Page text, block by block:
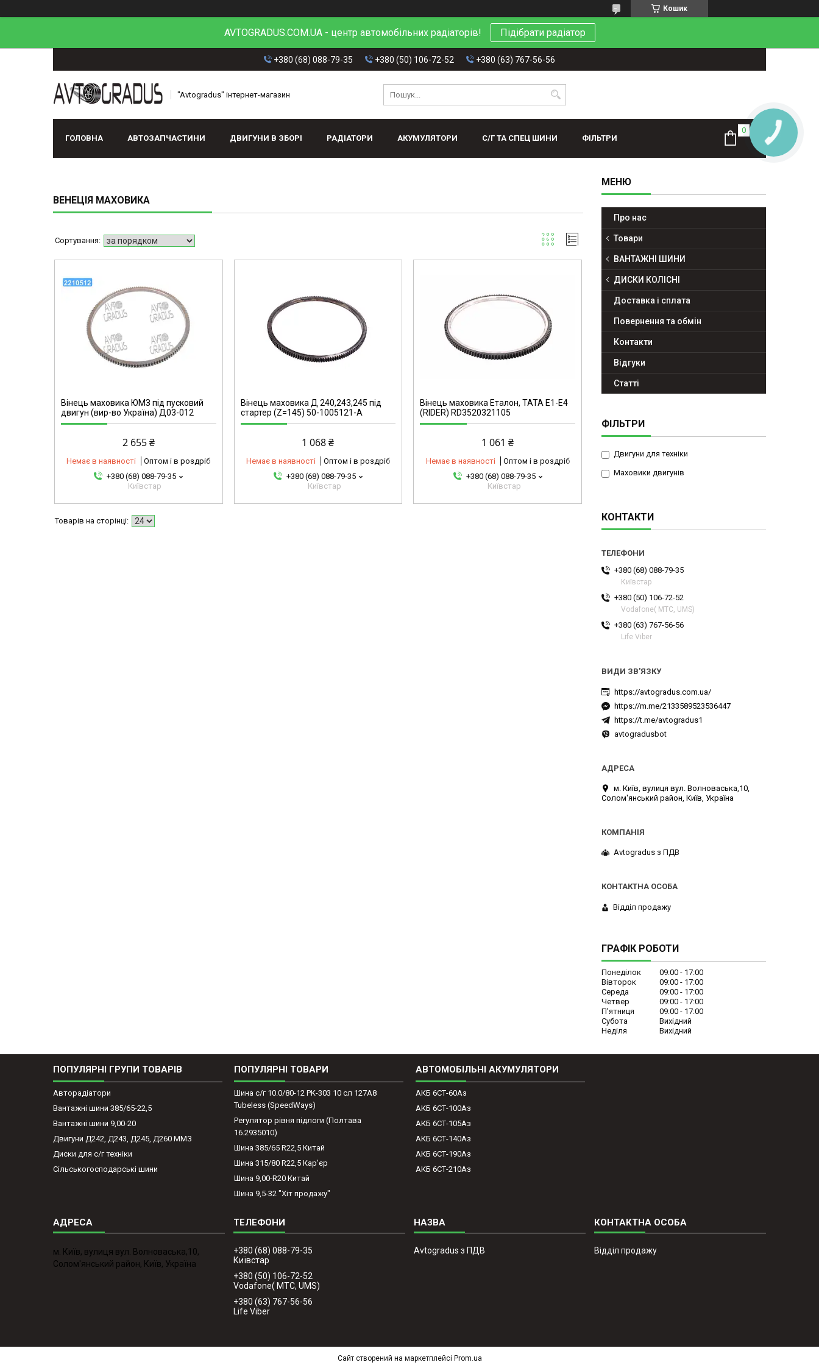
Кошик
AVTOGRADUS.COM.UA - центр автомобільних радіаторів! Підібрати радіатор
+380 (68) 088-79-35 +380 (50) 106-72-52 +380 (63) 767-56-56
"Avtogradus" інтернет-магазин
ГОЛОВНА АВТОЗАПЧАСТИНИ ДВИГУНИ В ЗБОРІ РАДІАТОРИ АКУМУЛЯТОРИ С/Г ТА СПЕЦ ШИНИ ФІЛЬТРИ
ВЕНЕЦІЯ МАХОВИКА
Вінець маховика ЮМЗ під пусковий
двигун (вир-во Україна) Д03-012
2 655 ₴
Немає в наявності
Оптом і в роздріб
+380 (68) 088-79-35
Київстар
2310958341-omg
Вінець маховика Д 240,243,245 під
стартер (Z=145) 50-1005121-А
1 068 ₴
Немає в наявності
Оптом і в роздріб
+380 (68) 088-79-35
Київстар
32291011915-omg
Вінець маховика Еталон, ТАТА Е1-Е4
(RIDER) RD3520321105
1 061 ₴
Немає в наявності
Оптом і в роздріб
+380 (68) 088-79-35
Київстар
Про нас
Товари
ВАНТАЖНІ ШИНИ
ДИСКИ КОЛІСНІ
Доставка і сплата
Повернення та обмін
Контакти
Відгуки
Статті
ФІЛЬТРИ
Двигуни для техніки
Маховики двигунів
КОНТАКТИ
+380 (68) 088-79-35
Київстар
+380 (50) 106-72-52
Vodafone( МТС, UMS)
+380 (63) 767-56-56
Life Viber
https://avtogradus.com.ua/
https://m.me/2133589523536447
https://t.me/avtogradus1
avtogradusbot
м. Київ, вулиця вул. Волноваська,10,
Солом'янський район, Київ, Україна
Avtogradus з ПДВ
Відділ продажу
ГРАФІК РОБОТИ
Понеділок 09:00
17:00
Вівторок
09:00
17:00
Середа
09:00
17:00
Четвер
09:00
17:00
Пʼятниця
09:00
17:00
Субота
Вихідний
Неділя
Вихідний
ПОПУЛЯРНІ ГРУПИ ТОВАРІВ
Авторадіатори
Вантажні шини 385/65-22,5
Вантажні шини 9,00-20
Двигуни Д242, Д243, Д245, Д260 ММЗ
Диски для с/г техніки
Сільськогосподарські шини
ПОПУЛЯРНІ ТОВАРИ
Шина с/г 10.0/80-12 PK-303 10 сл 127A8
Tubeless (SpeedWays)
Регулятор рівня підлоги (Полтава
16.2935010)
Шина 385/65 R22,5 Китай
Шина 315/80 R22,5 Кар'єр
Шина 9,00-R20 Китай
Шина 9,5-32 "Хіт продажу"
АВТОМОБІЛЬНІ АКУМУЛЯТОРИ
АКБ 6СТ-60Аз
АКБ 6СТ-100Аз
АКБ 6СТ-105Аз
АКБ 6СТ-140Аз
АКБ 6СТ-190Аз
АКБ 6СТ-210Аз
м. Київ, вулиця вул. Волноваська,10,
Солом'янський район, Київ, Україна
+380 (68) 088-79-35
Київстар
+380 (50) 106-72-52
Vodafone( МТС, UMS)
+380 (63) 767-56-56
Life Viber
Avtogradus з ПДВ Відділ продажу
Сайт створений на маркетплейсі Prom.ua
КНОПКА
ЗВ'ЯЗКУ